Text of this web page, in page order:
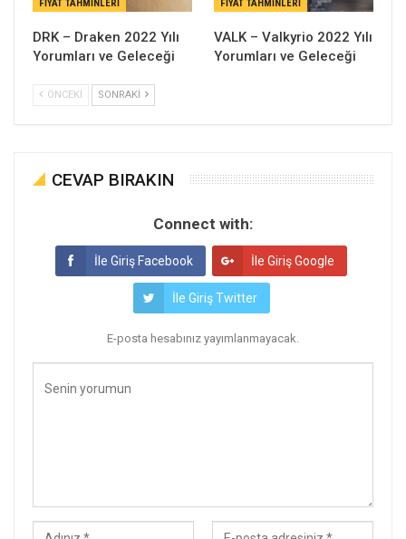
FIYAT TAHMINLERI
DRK – Draken 2022 Yılı
Yorumları ve Geleceği
FIYAT TAHMINLERI
VALK – Valkyrio 2022 Yılı
Yorumları ve Geleceği
ÖNCEKI SONRAKI
CEVAP BIRAKIN
Connect with:
İle Giriş Facebook İle Giriş Google
İle Giriş Twitter
E-posta hesabınız yayımlanmayacak.